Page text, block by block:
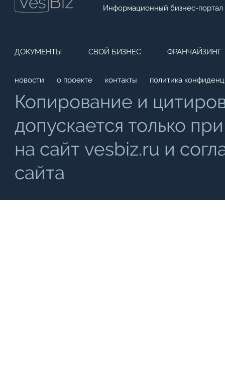
Информационный бизнес-портал
ДОКУМЕНТЫ СВОЙ БИЗНЕС ФРАНЧАЙЗИНГ
новости о проекте контакты политика
Копирование и
допускается только
на сайт vesbiz.ru и
сайта